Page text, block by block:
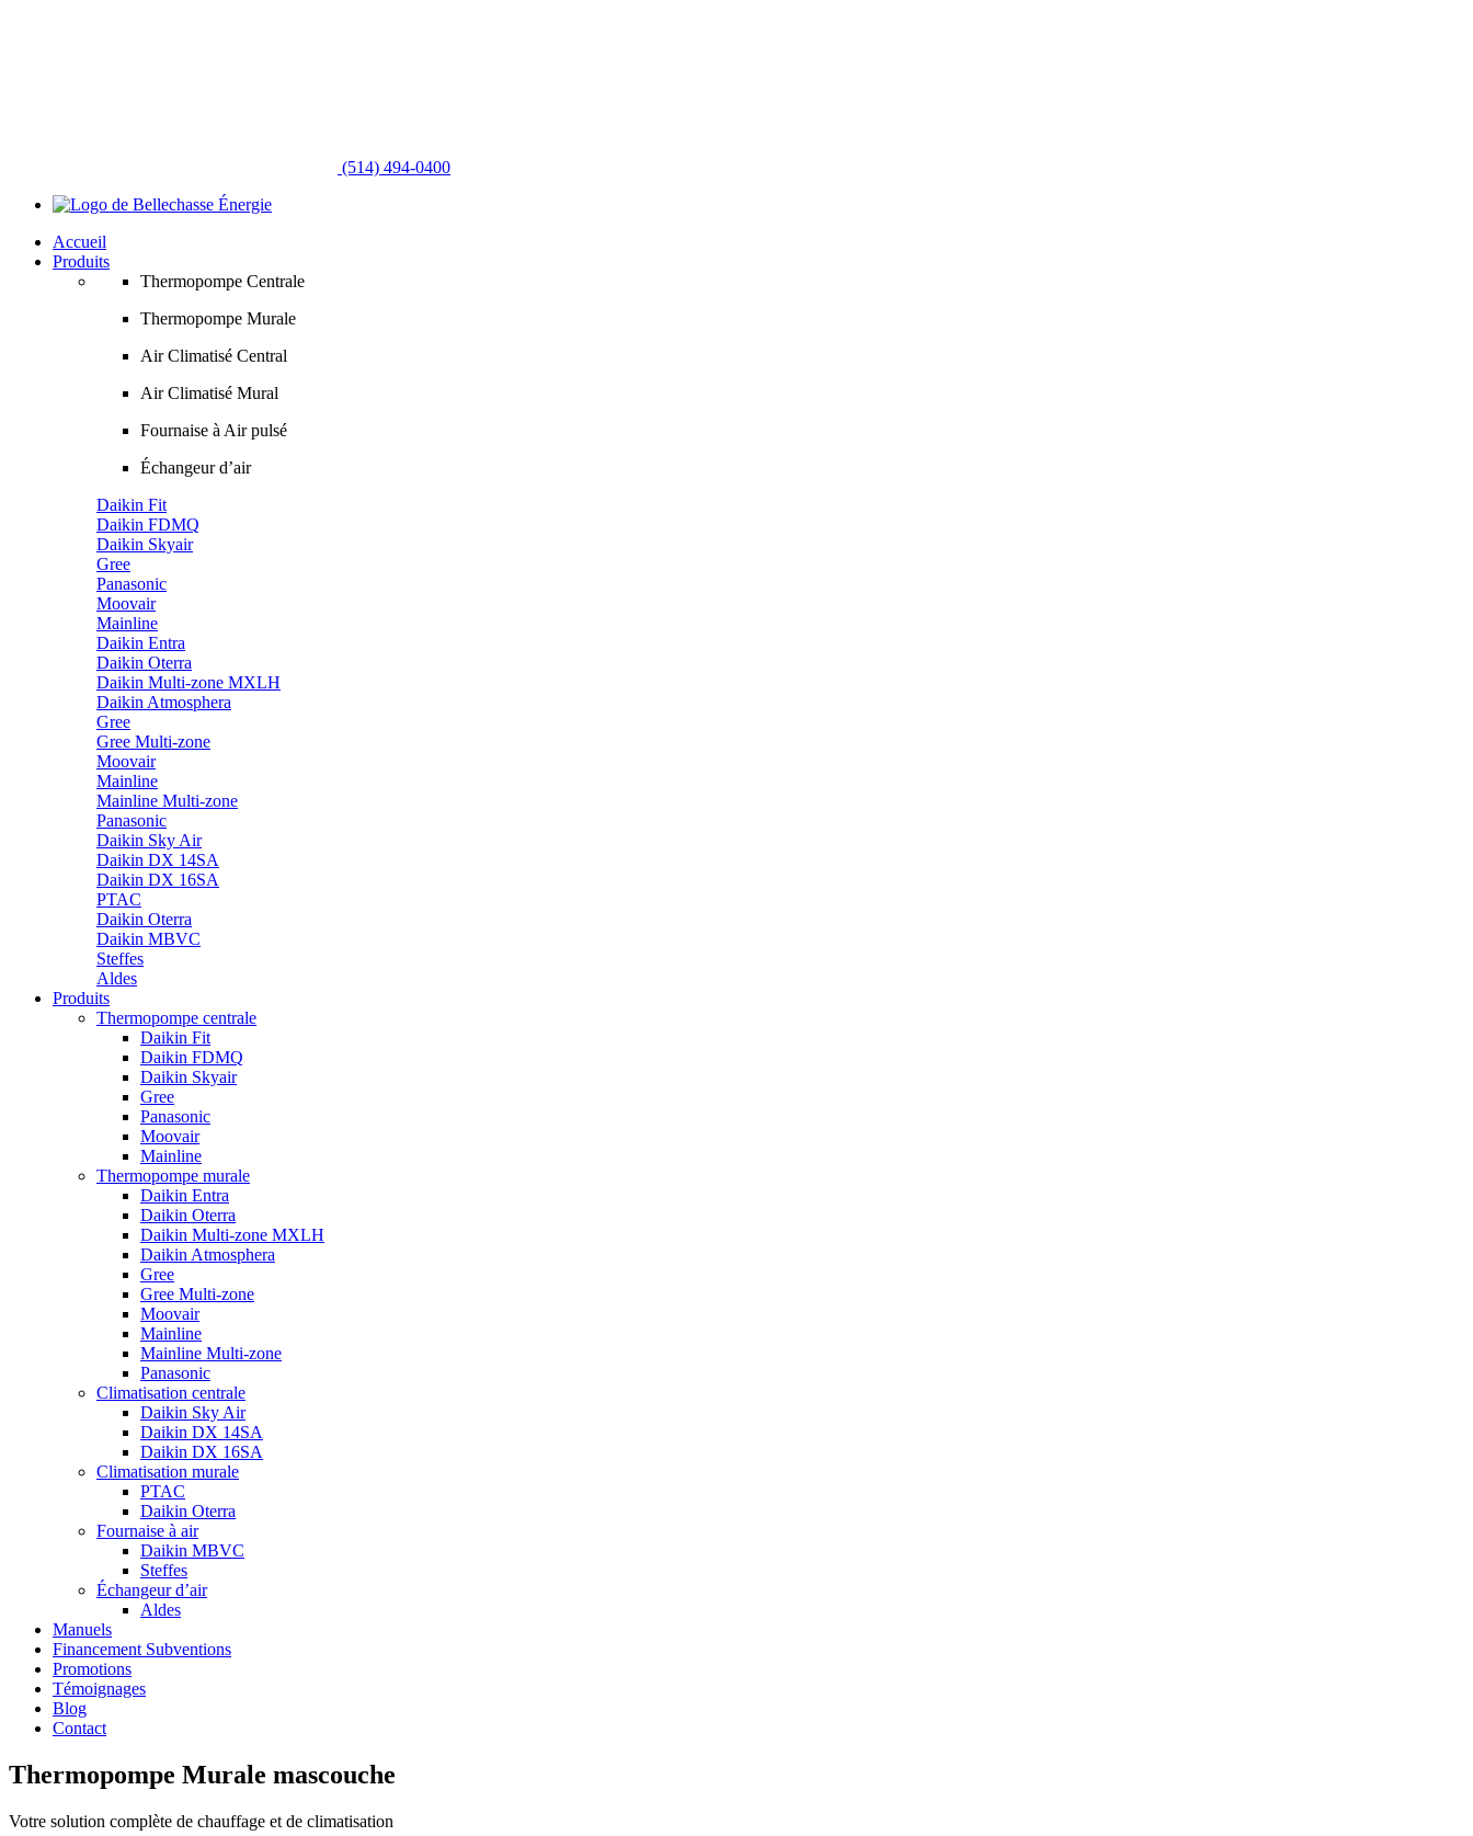
(514) 494-0400
Accueil
Produits
Thermopompe Centrale
Thermopompe Murale
Air Climatisé Central
Air Climatisé Mural
Fournaise à Air pulsé
Échangeur d’air
Daikin Fit
Daikin FDMQ
Daikin Skyair
Gree
Panasonic
Moovair
Mainline
Daikin Entra
Daikin Oterra
Daikin Multi-zone MXLH
Daikin Atmosphera
Gree
Gree Multi-zone
Moovair
Mainline
Mainline Multi-zone
Panasonic
Daikin Sky Air
Daikin DX 14SA
Daikin DX 16SA
PTAC
Daikin Oterra
Daikin MBVC
Steffes
Aldes
Produits
Thermopompe centrale
Daikin Fit
Daikin FDMQ
Daikin Skyair
Gree
Panasonic
Moovair
Mainline
Thermopompe murale
Daikin Entra
Daikin Oterra
Daikin Multi-zone MXLH
Daikin Atmosphera
Gree
Gree Multi-zone
Moovair
Mainline
Mainline Multi-zone
Panasonic
Climatisation centrale
Daikin Sky Air
Daikin DX 14SA
Daikin DX 16SA
Climatisation murale
PTAC
Daikin Oterra
Fournaise à air
Daikin MBVC
Steffes
Échangeur d’air
Aldes
Manuels
Financement Subventions
Promotions
Témoignages
Blog
Contact
Thermopompe Murale mascouche
Votre solution complète de chauffage et de climatisation